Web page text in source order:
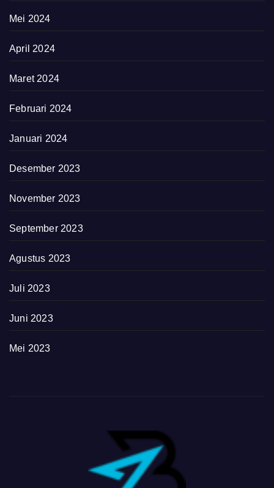
Mei 2024
April 2024
Maret 2024
Februari 2024
Januari 2024
Desember 2023
November 2023
September 2023
Agustus 2023
Juli 2023
Juni 2023
Mei 2023